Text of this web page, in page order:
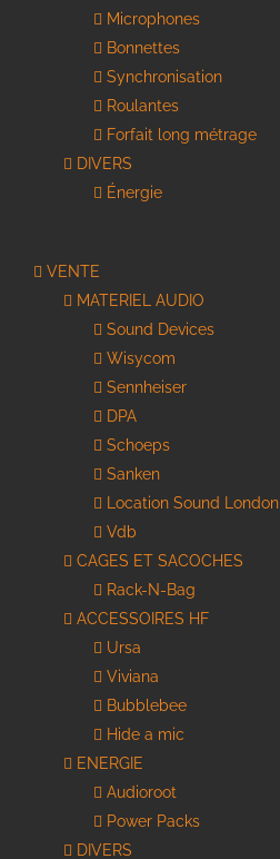
Microphones
Bonnettes
Synchronisation
Roulantes
Forfait long métrage
DIVERS
Énergie
VENTE
MATERIEL AUDIO
Sound Devices
Wisycom
Sennheiser
DPA
Schoeps
Sanken
Location Sound London
Vdb
CAGES ET SACOCHES
Rack-N-Bag
ACCESSOIRES HF
Ursa
Viviana
Bubblebee
Hide a mic
ENERGIE
Audioroot
Power Packs
DIVERS